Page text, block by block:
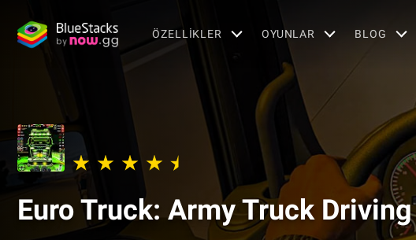
ÖZELLIKLER OYUNLAR BLOG
Euro Truck: Army Truck Driving